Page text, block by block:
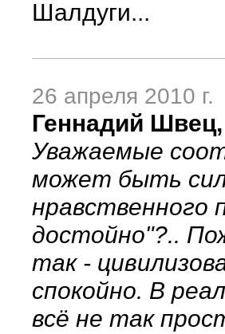
Шалдуги...
26 апреля 2010 г.
Геннадий
Уважаемые
может быть
достойно"?..
так -
спокойно. В
всё не так